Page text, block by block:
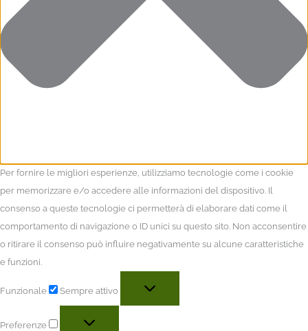
Per fornire le migliori esperienze, utilizziamo tecnologie come i cookie
per memorizzare e/o accedere alle informazioni del dispositivo. Il
consenso a queste tecnologie ci permetterà di elaborare dati come il
comportamento di navigazione o ID unici su questo sito. Non acconsentire
o ritirare il consenso può influire negativamente su alcune caratteristiche
e funzioni.
Funzionale Sempre attivo
Preferenze